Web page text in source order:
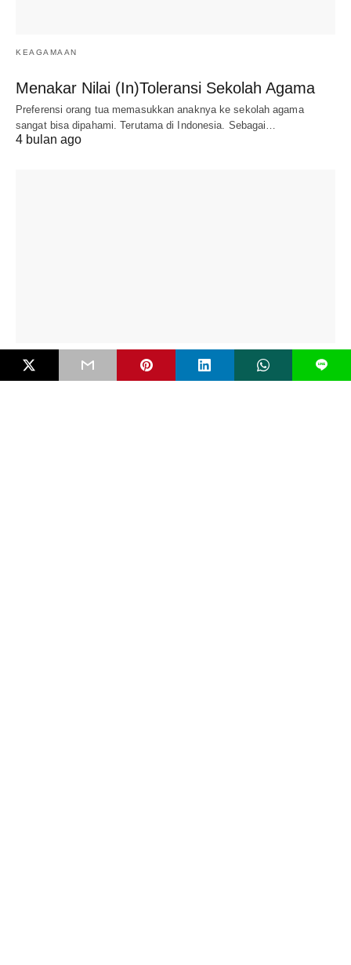
KEAGAMAAN
Menakar Nilai (In)Toleransi Sekolah Agama
Preferensi orang tua memasukkan anaknya ke sekolah agama
sangat bisa dipahami. Terutama di Indonesia. Sebagai…
4 bulan ago
FAKTUAL L